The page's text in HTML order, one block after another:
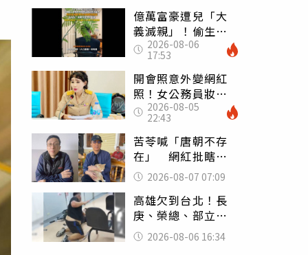
億萬富豪遭兒「大
義滅親」！偷生子
怕曝光 竟盜鄰居
身份辦假證落戶
2026-08-06
17:53
開會照意外變網紅
照！女公務員妝容
掀2千則留言 本人
怒嗆：化妝有錯嗎
2026-08-05
22:43
苦苓喊「唐朝不存
在」 網紅批瞎編
歷史：李白、杜甫
用鮮卑文寫詩？
2026-08-07 07:09
高雄欠到台北！長
庚、榮總、部立醫
院都受害 「醫療
暴力男」離譜紀錄
2026-08-06 16:34